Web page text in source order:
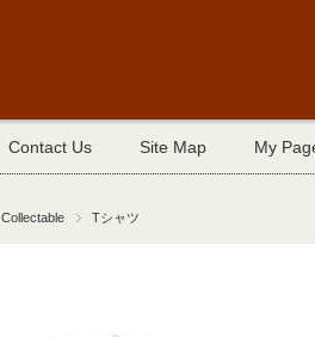
Contact Us Site Map My
Collectable Tシャツ